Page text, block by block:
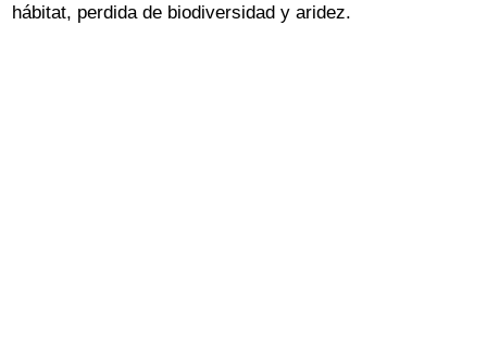
hábitat, perdida de biodiversidad y aridez.